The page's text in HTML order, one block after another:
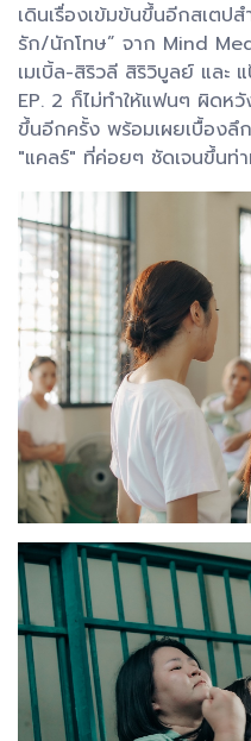
เดินเรื่องเข้มข้นขึ้นอีกสเตป
รัก/นักโทษ” จาก Mind
เมเบิ้ล-สิริวลี สิริวิบูลย์ และ
EP. 2 ก็ไม่ทำให้แฟนๆ ผิดหวั
ขึ้นอีกครั้ง พร้อมเผยเบื้องลึ
"แคลร์" ที่ค่อยๆ ชัดเจนขึ้นท่